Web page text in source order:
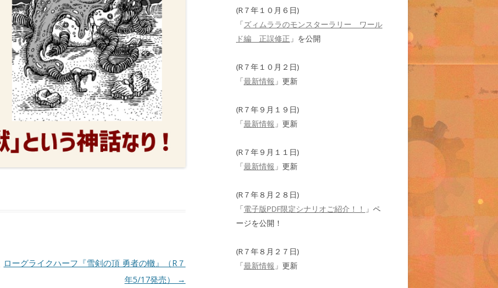
ローグライクハーフ『雪剣の頂 勇者の轍』（R７
年5/17発売）
→
(R７年１０月６日)
「ズィムララのモンスターラリー ワール
ド編 正誤修正 」を公開
(R７年１０月２日)
「最新情報 」更新
(R７年９月１９日)
「最新情報 」更新
(R７年９月１１日)
「最新情報 」更新
(R７年８月２８日)
「電子版PDF限定シナリオご紹介！！ 」ペ
ージを公開！
(R７年８月２７日)
「最新情報 」更新